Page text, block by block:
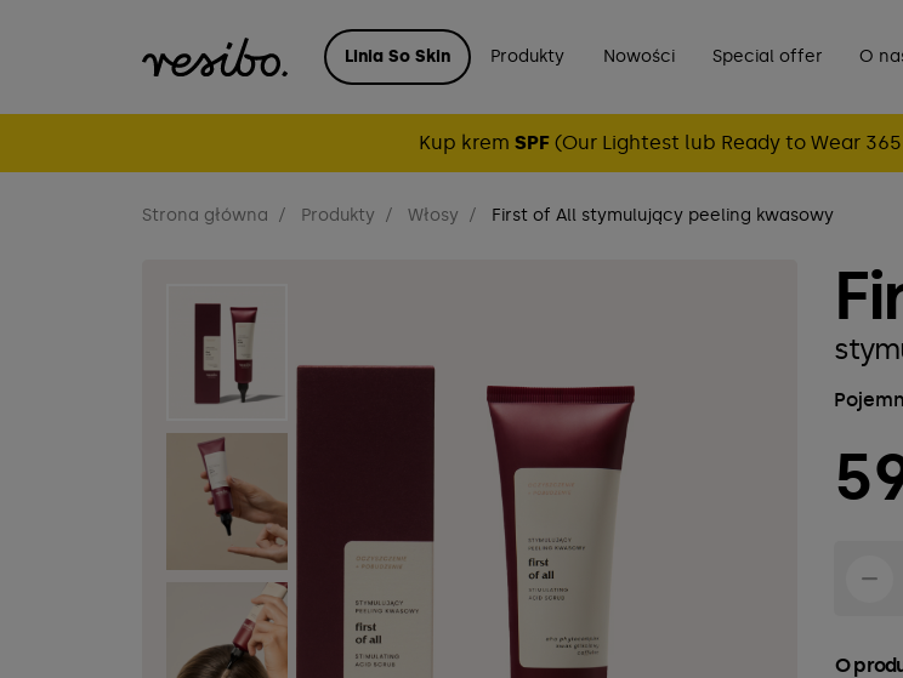
Linia So Skin Produkty Nowości Special offer O
Kup krem SPF(Our Lightest lub Ready to Wear
Strona główna Produkty Włosy First of All stymulujący peeling kwasowy
O